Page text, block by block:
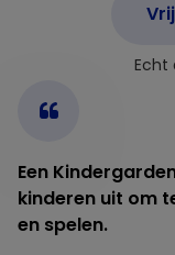
Een
kinderen uit om
en spelen.